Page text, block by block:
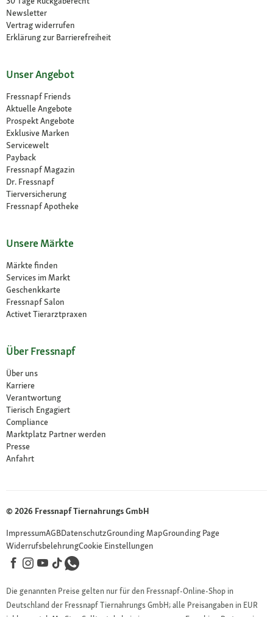
Newsletter
Vertrag widerrufen
Erklärung zur Barrierefreiheit
Unser Angebot
Fressnapf Friends
Aktuelle Angebote
Prospekt Angebote
Exklusive Marken
Servicewelt
Payback
Fressnapf Magazin
Dr. Fressnapf
Tierversicherung
Fressnapf Apotheke
Unsere Märkte
Märkte finden
Services im Markt
Geschenkkarte
Fressnapf Salon
Activet Tierarztpraxen
Über Fressnapf
Über uns
Karriere
Verantwortung
Tierisch Engagiert
Compliance
Marktplatz Partner werden
Presse
Anfahrt
© 2026 Fressnapf Tiernahrungs GmbH
ImpressumAGBDatenschutzGrounding MapGrounding Page
WiderrufsbelehrungCookie Einstellungen
Die genannten Preise gelten nur für den Fressnapf-Online-Shop in
Deutschland der Fressnapf Tiernahrungs GmbH; alle Preisangaben in EUR